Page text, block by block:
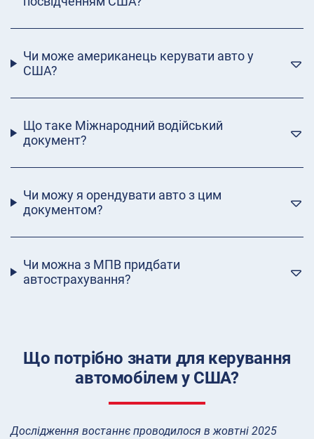
Чи може американець керувати авто у
США?
Що таке Міжнародний водійський
документ?
Чи можу я орендувати авто з цим
документом?
Чи можна з МПВ придбати
автострахування?
Що потрібно знати для керування
автомобілем у США?
Дослідження востаннє проводилося в жовтні 2025